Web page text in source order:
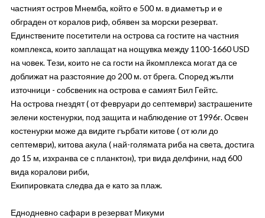
частният остров Мнемба, който е 500 м. в диаметър и е
обграден от коралов риф, обявен за морски резерват.
Единствените посетители на острова са гостите на частния
комплекса, които заплащат на нощувка между 1100-1660 USD
на човек. Тези, които не са гости на йкомплекса могат да се
доближат на разстояние до 200 м. от брега. Според жълти
източници - собсвеник на острова е самият Бил Гейтс.
На острова гнездят ( от февруари до септември) застрашените
зелени костенурки, под защита и наблюдение от 1996г. Освен
костенурки може да видите гърбати китове ( от юли до
септември), китова акула ( най-голямата риба на света, достига
до 15 м, изхранва се с планктон), три вида делфини, над 600
вида коралови риби,
Екипировката следва да е като за плаж.
Еднодневно сафари в резерват Микуми